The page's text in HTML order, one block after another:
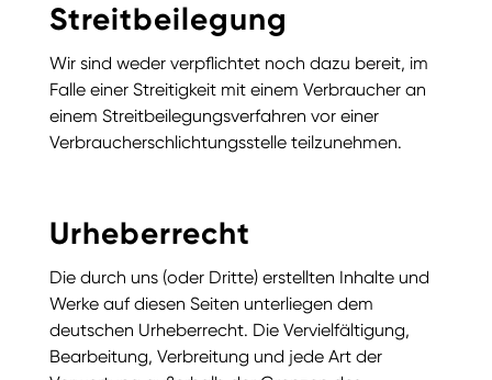
Streitbeilegung
Wir sind weder verpflichtet noch dazu bereit, im
Falle einer Streitigkeit mit einem Verbraucher an
einem Streitbeilegungsverfahren vor einer
Verbraucherschlichtungsstelle teilzunehmen.
Urheberrecht
Die durch uns (oder Dritte) erstellten Inhalte und
Werke auf diesen Seiten unterliegen dem
deutschen Urheberrecht. Die Vervielfältigung,
Bearbeitung, Verbreitung und jede Art der